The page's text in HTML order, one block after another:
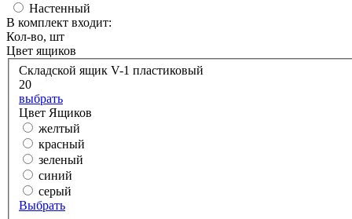
Настенный
В комплект входит:
Кол-во, шт
Цвет ящиков
Складской ящик V-1 пластиковый
20
выбрать
Цвет Ящиков
желтый
красный
зеленый
синий
серый
Выбрать